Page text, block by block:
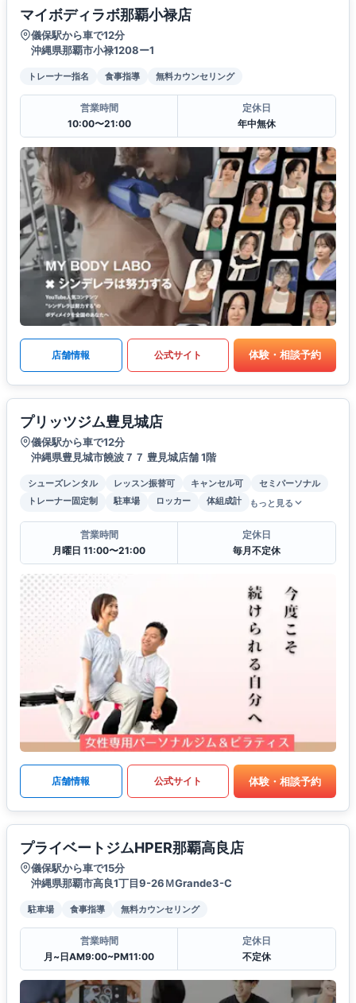
マイボディラボ那覇小禄店
儀保駅から車で12分
沖縄県那覇市小禄1208ー1
トレーナー指名 食事指導 無料カウンセリング
営業時間
10:00〜21:00
定休日
年中無休
店舗情報 公式サイト 体験・相談予約
プリッツジム豊見城店
儀保駅から車で12分
沖縄県豊見城市饒波７７ 豊見城店舗 1階
シューズレンタル レッスン振替可 キャンセル可
セミパーソナル
トレーナー固定制
駐車場 ロッカー 体組成計 もっと見る
営業時間
月曜日 11:00〜21:00
定休日
毎月不定休
店舗情報 公式サイト 体験・相談予約
プライベートジムHPER那覇高良店
儀保駅から車で15分
沖縄県那覇市高良1丁目9-26ＭGrande3-C
駐車場 食事指導 無料カウンセリング
営業時間
月~日AM9:00~PM11:00
定休日
不定休